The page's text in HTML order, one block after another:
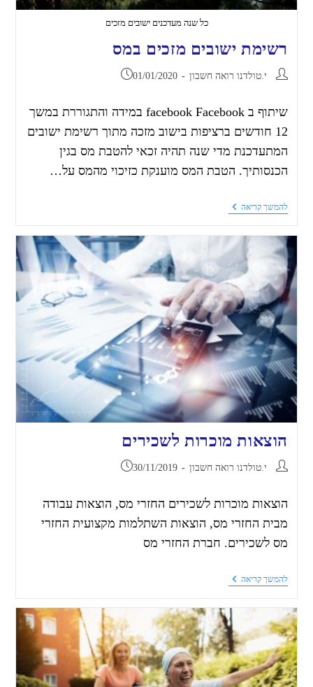
כל שנה מעדכנים ישובים מזכים
רשימת ישובים מזכים במס
י.טולדנו רואה חשבון 01/01/2020
שיתוף ב facebook Facebook במידה והתגוררת במשך
12 חודשים ברציפות בישוב מזכה מתוך רשימת ישובים
המתעדכנת מדי שנה תהיה זכאי להטבת מס בגין
הכנסותיך. הטבת המס מוענקת כזיכוי מהמס על…
להמשך קריאה
הוצאות מוכרות לשכירים
י.טולדנו רואה חשבון 30/11/2019
הוצאות מוכרות לשכירים החזרי מס, הוצאות עבודה
מבית החזרי מס, הוצאות השתלמות מקצועית החזרי
מס לשכירים. חברת החזרי מס
להמשך קריאה